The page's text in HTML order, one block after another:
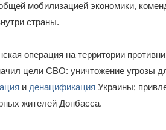
мобилизацией экономики,
страны.
операция на территории
цели СВО: уничтожение угрозы
и денацификация Украины;
жителей Донбасса.